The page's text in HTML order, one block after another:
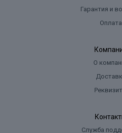
Гарантия и
Оплата
О
Служба